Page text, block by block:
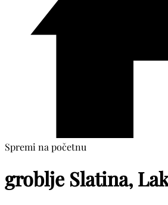
Spremi na početnu
groblje Slatina,